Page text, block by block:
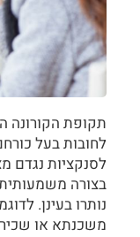
תקופת הקורונה
לחובות בעל
לסנקציות נגדם
בצורה
נותרו בעינן.
משכנתא או